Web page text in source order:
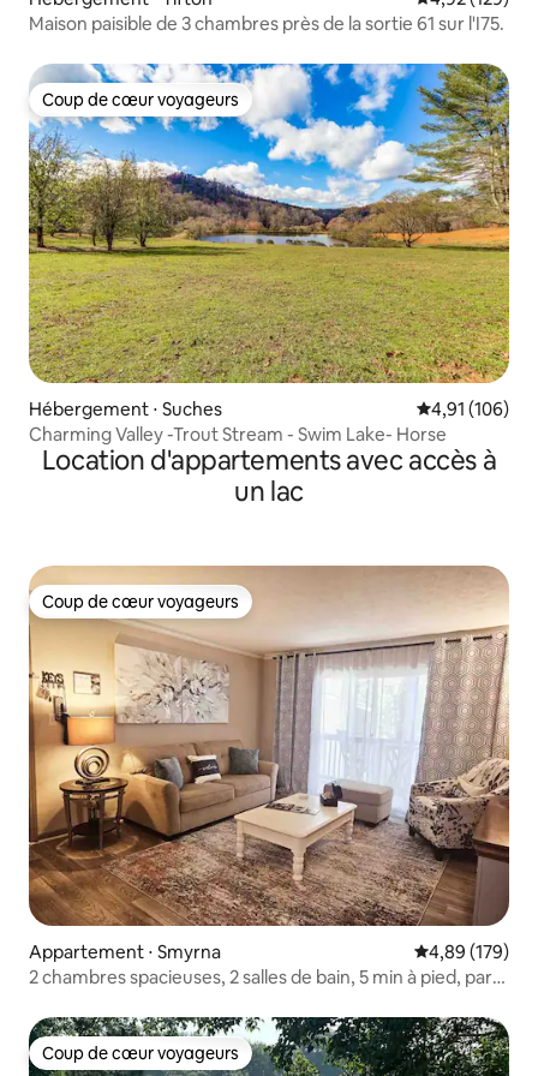
Maison paisible de 3 chambres près de la sortie 61 sur l'I75.
Coup de cœur voyageurs
Coup de cœur voyageurs
Hébergement ⋅ Suches Évaluation
4,91 (106)
Charming Valley -Trout Stream - Swim Lake- Horse
Location d'appartements avec accès à
un lac
Coup de cœur voyageurs
Coup de cœur voyageurs
Appartement ⋅ Smyrna Évaluation
4,89 (179)
2 chambres spacieuses, 2 salles de bain, 5 min à pied, parc
Coup de cœur voyageurs
Coup de cœur voyageurs